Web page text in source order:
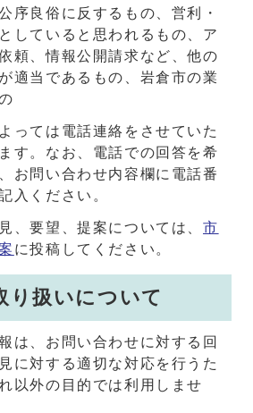
序良俗に反するもの、営利・
していると思われるもの、ア
頼、情報公開請求など、他の
適当であるもの、岩倉市の業
っては電話連絡をさせていた
す。なお、電話での回答を希
お問い合わせ内容欄に電話番
入ください。
、要望、提案については、 市
に投稿してください。
り扱いについて
は、お問い合わせに対する回
に対する適切な対応を行うた
以外の目的では利用しませ